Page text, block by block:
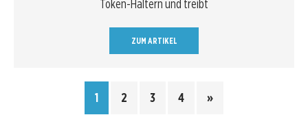
Token-Haltern und treibt
ZUM ARTIKEL
1 2 3 4 »